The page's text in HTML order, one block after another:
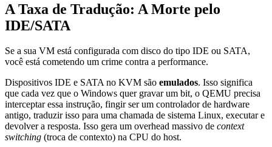
A Taxa de Tradução: A Morte pelo
IDE/SATA
Se a sua VM está configurada com disco do tipo IDE ou SATA,
você está cometendo um crime contra a performance.
Dispositivos IDE e SATA no KVM são emulados. Isso significa
que cada vez que o Windows quer gravar um bit, o QEMU precisa
interceptar essa instrução, fingir ser um controlador de hardware
antigo, traduzir isso para uma chamada de sistema Linux, executar e
devolver a resposta. Isso gera um overhead massivo de context
switching (troca de contexto) na CPU do host.